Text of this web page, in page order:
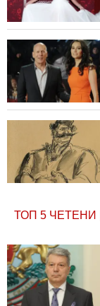
ТОП 5 ЧЕТЕНИ